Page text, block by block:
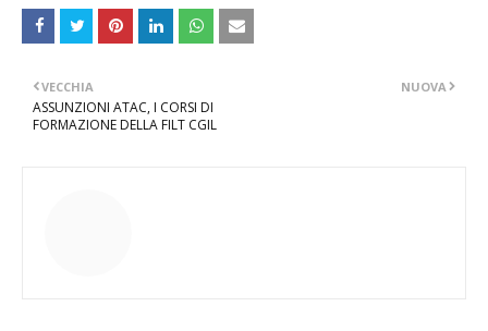
NUOVA
VECCHIA
ASSUNZIONI ATAC, I CORSI DI
FORMAZIONE DELLA FILT CGIL